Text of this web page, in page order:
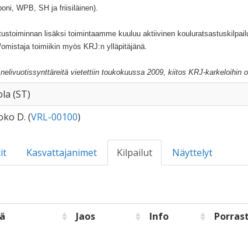
WPB, SH ja friisiläinen).
lisäksi toimintaamme kuuluu aktiivinen
toimiikin myös KRJ:n ylläpitäjänä.
nelivuotissynttäreitä vietettiin toukokuussa 2009, kiitos KRJ-karkeloihin
(ST)
D. (VRL-00100)
Kasvattajanimet Kilpailut Näyttelyt
Jaos Info